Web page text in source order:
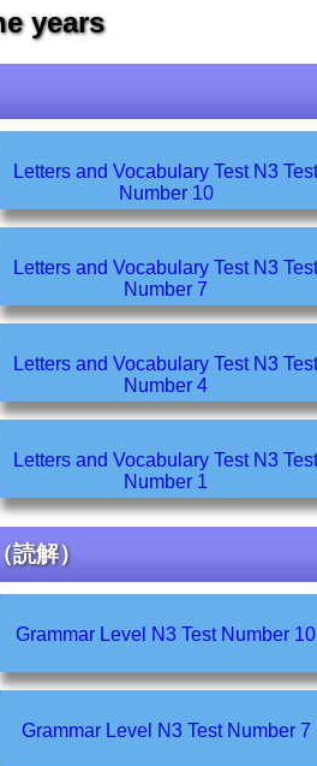
years
Letters and Vocabulary Test N3 Test
Number 10
Letters and Vocabulary Test N3 Test
Number 7
Letters and Vocabulary Test N3 Test
Number 4
Letters and Vocabulary Test N3 Test
Number 1
解）
Grammar Level N3 Test Number 10
Grammar Level N3 Test Number 7